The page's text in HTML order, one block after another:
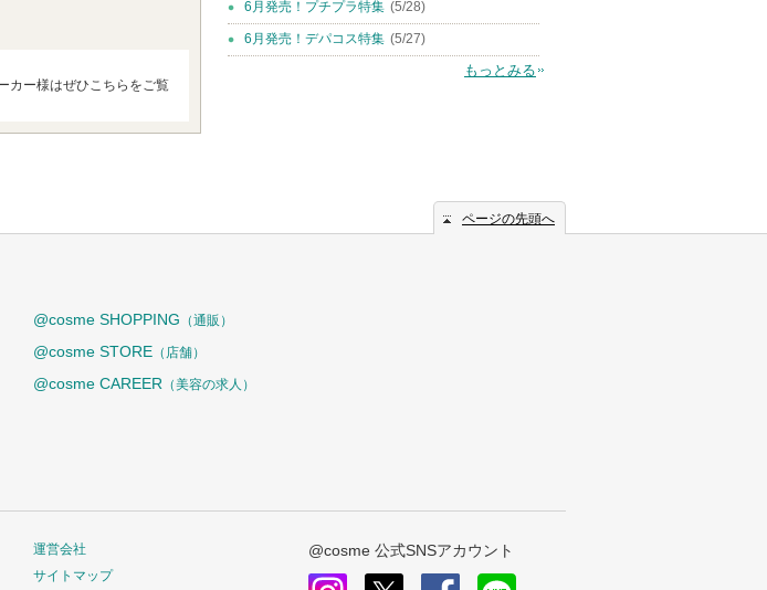
カー様はぜひこちらをご覧
6月発売！プチプラ特集 (5/28)
6月発売！デパコス特集 (5/27)
もっとみる
ページの先頭へ
@cosme SHOPPING （通販）
@cosme STORE （店舗）
@cosme CAREER （美容の求人）
運営会社
サイトマップ
@cosme 公式SNSアカウント